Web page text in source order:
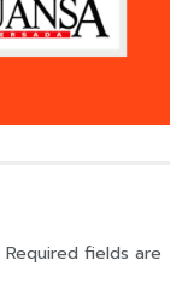
Required fields are